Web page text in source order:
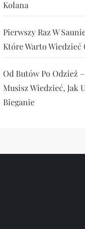
Kolana
Pierwszy Raz W
Które Warto Wiedzieć
Od Butów Po Odzież
Musisz Wiedzieć, Jak
Bieganie